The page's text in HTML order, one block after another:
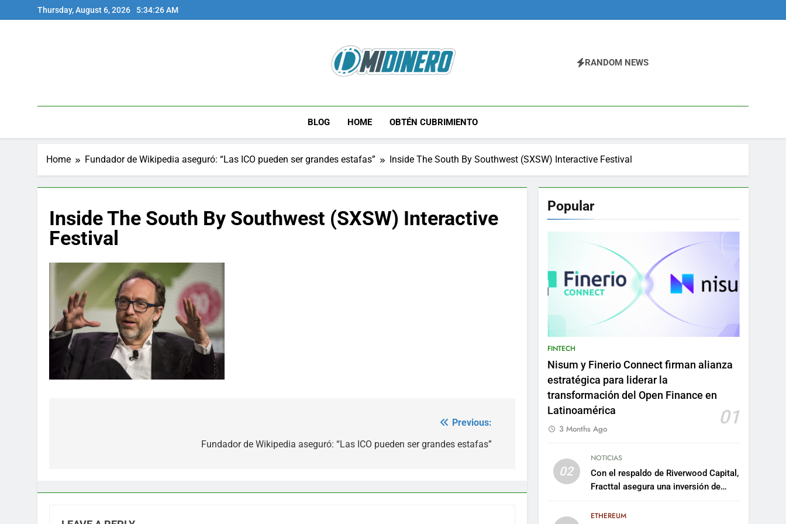
to
Thursday, August 6, 2026 5:34:26 AM
Midinero.co
RANDOM NEWS
BLOG HOME OBTÉN CUBRIMIENTO
Home Fundador de Wikipedia aseguró: “Las ICO pueden ser grandes estafas” Inside The South By Southwest (SXSW) Interactive Festival
Inside The South By Southwest (SXSW) Interactive
Festival
Previous:
Fundador de Wikipedia aseguró: “Las ICO pueden ser grandes estafas”
Popular
FINTECH
Nisum y Finerio Connect firman alianza
estratégica para liderar la
transformación del Open Finance en
Latinoamérica
01
3 Months Ago
02
NOTICIAS
Con el respaldo de Riverwood Capital,
Fracttal asegura una inversión de
plataforma
ETHEREUM